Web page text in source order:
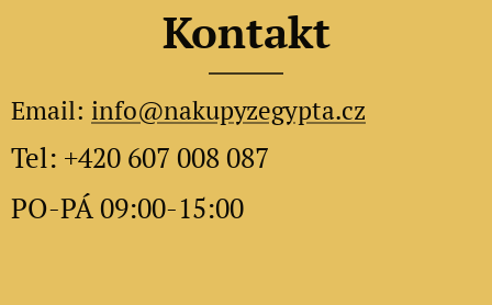
Kontakt
Email: info@nakupyzegypta.cz
Tel: +420 607 008 087
PO-PÁ 09:00-15:00